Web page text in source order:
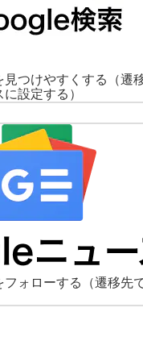
つけやすくする
（遷
設定する）
フォローする
（遷移先